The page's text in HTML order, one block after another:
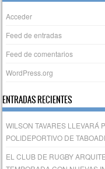
Acceder
Feed de entradas
Feed de comentarios
WordPress.org
ENTRADAS RECIENTES
WILSON TAVARES LLEVARÁ
POLIDEPORTIVO DE
EL CLUB DE RUGBY